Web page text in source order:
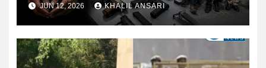
आरोपी गिरफ्तार
JUN 12, 2026 KHALIL ANSARI